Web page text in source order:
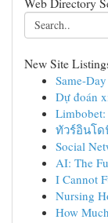
New Site
Same-
Dự đoán
ทัวร์อินโด
Social
AI: The
I Cannot
Nursing
How